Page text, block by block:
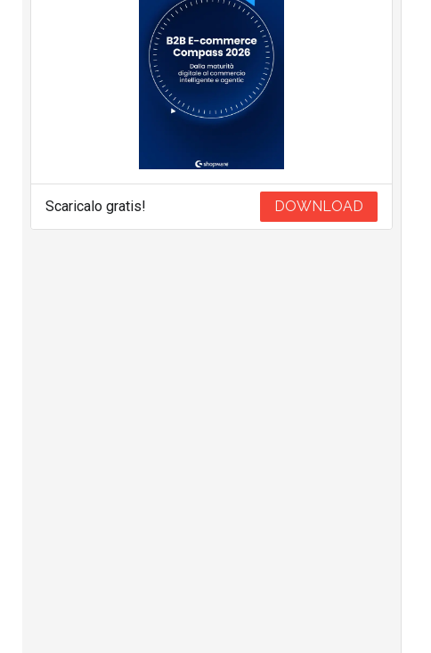
Scaricalo gratis! DOWNLOAD